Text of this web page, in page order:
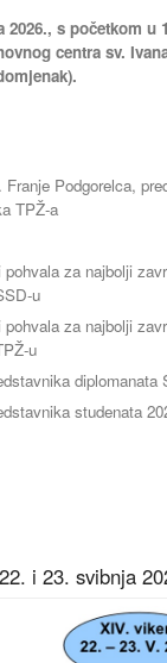
2026., s početkom u
centra sv.
Franje Podgorelca,
TPŽ-a
pohvala za najbolji
u
pohvala za najbolji
u
diplomanata
studenata
i 23. svibnja